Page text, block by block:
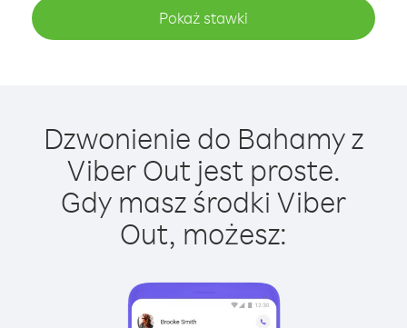
Pokaż stawki
Dzwonienie do Bahamy z
Viber Out jest proste.
Gdy masz środki Viber
Out, możesz: